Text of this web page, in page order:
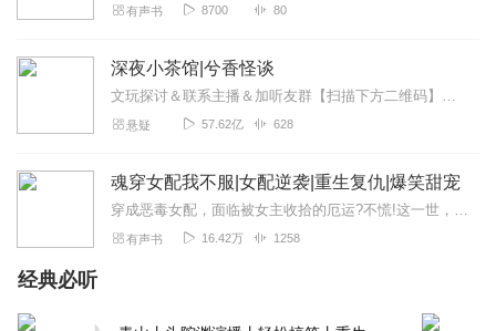
有声书 8700 80
深夜小茶馆|兮香怪谈
文玩探讨＆联系主播＆加听友群【扫描下方二维码】获取深夜小茶馆一手资讯↓↓↓
悬疑 57.62亿 628
魂穿女配我不服|女配逆袭|重生复仇|爆笑甜宠
穿成恶毒女配，面临被女主收拾的厄运?不慌!这一世，我才是大女主，开启逆天改命之旅!
有声书 16.42万 1258
经典必听